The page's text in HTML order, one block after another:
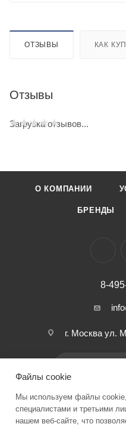
ОТЗЫВЫ КАК
Отзывы
Загрузка отзывов...
О КОМПАНИИ
БРЕНДЫ
8-
г. Москва ул.
Файлы cookie
Мы используем файлы
специалистами и третьими
нашем веб-сайте, что